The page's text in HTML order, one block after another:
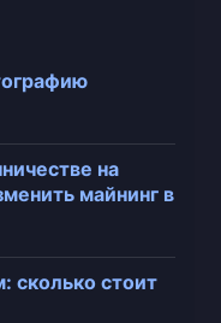
на
майнинг в
сколько стоит